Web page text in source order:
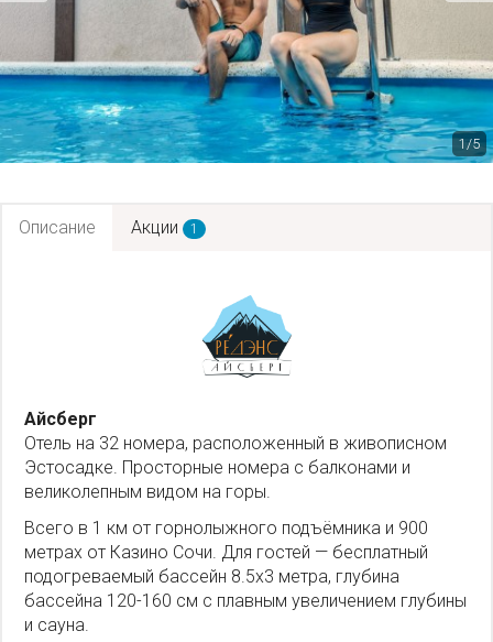
1/5
Описание Акции 1
Айсберг
Отель на 32 номера, расположенный в живописном
Эстосадке. Просторные номера с балконами и
великолепным видом на горы.
Всего в 1 км от горнолыжного подъёмника и 900
метрах от Казино Сочи. Для гостей — бесплатный
подогреваемый бассейн 8.5х3 метра, глубина
бассейна 120-160 см с плавным увеличением глубины
и сауна.